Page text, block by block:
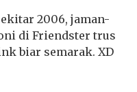
2006, jaman-
di Friendster trus
biar semarak. XD